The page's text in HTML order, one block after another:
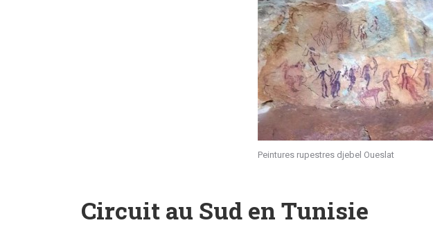
Peintures rupestres djebel Oueslat
Circuit au Sud en Tunisie